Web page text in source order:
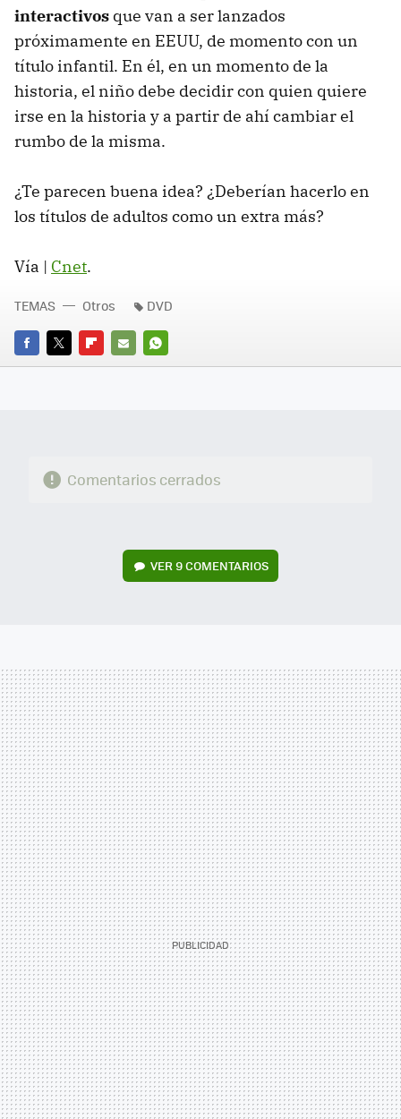
interactivos que van a ser lanzados
próximamente en EEUU, de momento con un
título infantil. En él, en un momento de la
historia, el niño debe decidir con quien quiere
irse en la historia y a partir de ahí cambiar el
rumbo de la misma.
¿Te parecen buena idea? ¿Deberían hacerlo en
los títulos de adultos como un extra más?
Vía | Cnet.
FACEBOOK
TWITTERFLIPBOARD
E-
WHATSAPP
TEMAS Otros DVD
Comentarios cerrados
VER9 COMENTARIOS